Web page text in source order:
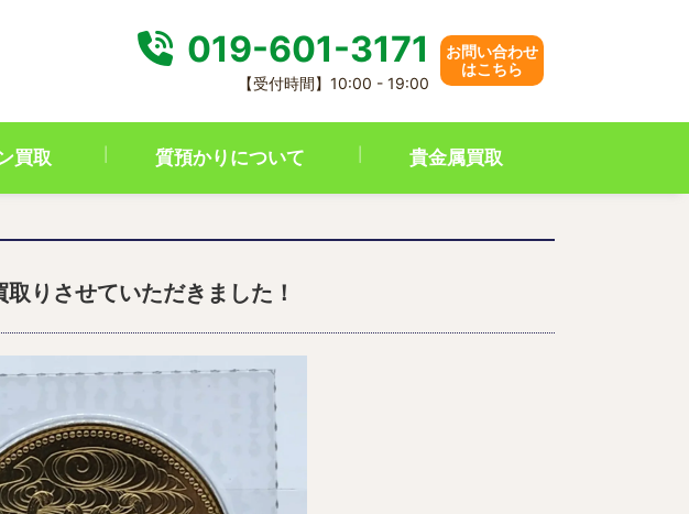
019-601-3171
【受付時間】10:00 - 19:00
お問い合わせ
はこちら
買取 質預かりについて 貴金属買取
りさせていただきました！